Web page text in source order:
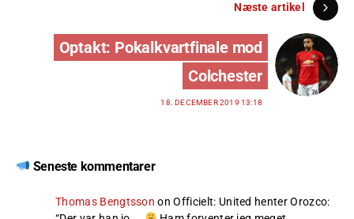
Næste artikel
Optakt: Pokalkvartfinale mod
Colchester
18. DECEMBER 2019 13:18
Seneste kommentarer
Thomas Bengtsson onOfficielt: United henter Orozco: